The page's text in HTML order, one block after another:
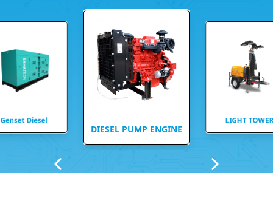
Genset Diesel
DIESEL PUMP ENGINE
LIGHT